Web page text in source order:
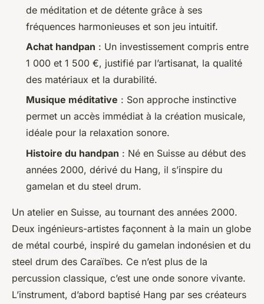
de méditation et de détente grâce à ses
fréquences harmonieuses et son jeu intuitif.
Achat handpan : Un investissement compris entre
1 000 et 1 500 €, justifié par l’artisanat, la qualité
des matériaux et la durabilité.
Musique méditative : Son approche instinctive
permet un accès immédiat à la création musicale,
idéale pour la relaxation sonore.
Histoire du handpan : Né en Suisse au début des
années 2000, dérivé du Hang, il s’inspire du
gamelan et du steel drum.
Un atelier en Suisse, au tournant des années 2000.
Deux ingénieurs-artistes façonnent à la main un globe
de métal courbé, inspiré du gamelan indonésien et du
steel drum des Caraïbes. Ce n’est plus de la
percussion classique, c’est une onde sonore vivante.
L’instrument, d’abord baptisé Hang par ses créateurs